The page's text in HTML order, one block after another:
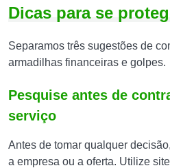
Dicas para se
Separamos três sugestões de
armadilhas financeiras e golpes.
Pesquise antes de
serviço
Antes de tomar qualquer
a empresa ou a oferta. Utilize